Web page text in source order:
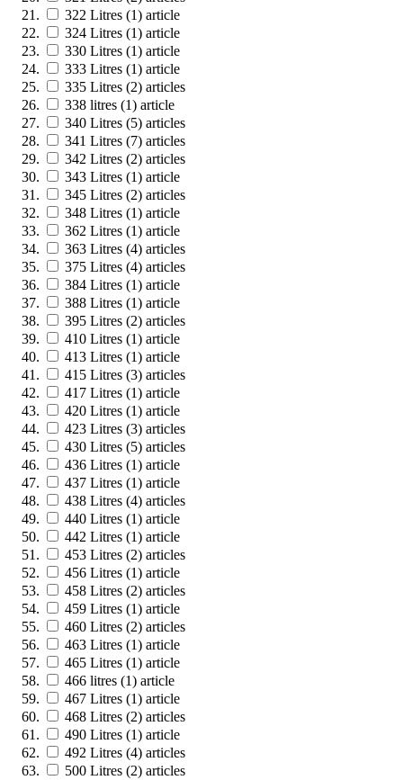
322 Litres (1) article
324 Litres (1) article
330 Litres (1) article
333 Litres (1) article
335 Litres (2) articles
338 litres (1) article
340 Litres (5) articles
341 Litres (7) articles
342 Litres (2) articles
343 Litres (1) article
345 Litres (2) articles
348 Litres (1) article
362 Litres (1) article
363 Litres (4) articles
375 Litres (4) articles
384 Litres (1) article
388 Litres (1) article
395 Litres (2) articles
410 Litres (1) article
413 Litres (1) article
415 Litres (3) articles
417 Litres (1) article
420 Litres (1) article
423 Litres (3) articles
430 Litres (5) articles
436 Litres (1) article
437 Litres (1) article
438 Litres (4) articles
440 Litres (1) article
442 Litres (1) article
453 Litres (2) articles
456 Litres (1) article
458 Litres (2) articles
459 Litres (1) article
460 Litres (2) articles
463 Litres (1) article
465 Litres (1) article
466 litres (1) article
467 Litres (1) article
468 Litres (2) articles
490 Litres (1) article
492 Litres (4) articles
500 Litres (2) articles